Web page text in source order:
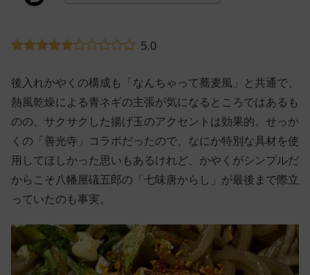
5.0
後入れかやくの構成も「なんちゃって蕎麦風」と共通で、
熱風乾燥による青ネギの主張が気になるところではあるも
のの、サクサクした揚げ玉のアクセントは効果的。せっか
くの「善光寺」コラボだったので、なにか特別な具材を使
用してほしかった思いもあるけれど、かやくがシンプルだ
からこそ八幡屋礒五郎の「七味唐からし」が最後まで際立
っていたのも事実。